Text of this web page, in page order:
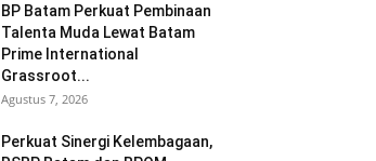
BP Batam Perkuat Pembinaan
Talenta Muda Lewat Batam
Prime International
Grassroot...
Agustus 7, 2026
Perkuat Sinergi Kelembagaan,